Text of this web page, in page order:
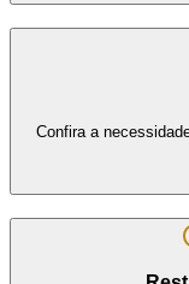
Confira a